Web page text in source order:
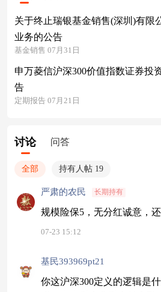
关于终止瑞银基金销售(深圳)有限
业务的公告
基金销售 07月31日
申万菱信沪深300价值指数证券投
告
定期报告 07月21日
讨论 问答
全部 持有人帖 19
严肃的农民 长期持有
规模险保5，无分红诚意，还
07-23 15:12
基民393969pt21
你这沪深300定义的逻辑是